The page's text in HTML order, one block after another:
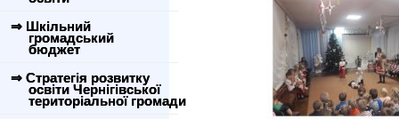
⇒ Шкільний
громадський
бюджет
⇒ Стратегія розвитку
освіти Чернігівської
територіальної громади